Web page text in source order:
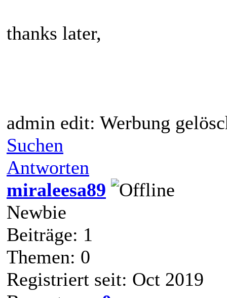
thanks later,
admin edit: Werbung
Suchen
Antworten
miraleesa89
Newbie
Beiträge: 1
Themen: 0
Registriert seit: Oct 2019